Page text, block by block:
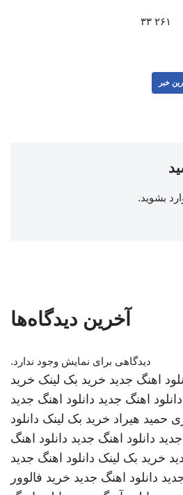
۲۶۱ ۳۳
خبر
بشوید.
آخرین دیدگاه‌ها
دیدگاهی برای نمایش وجود ندارد.
اهنگ جدید خرید بک لینک خرید
دانلود اهنگ جدید دانلود اهنگ جدید
حمید هیراد خرید بک لینک دانلود
دانلود اهنگ جدید دانلود اهنگ
خرید بک لینک دانلود اهنگ جدید
دانلود اهنگ جدید خرید فالوور